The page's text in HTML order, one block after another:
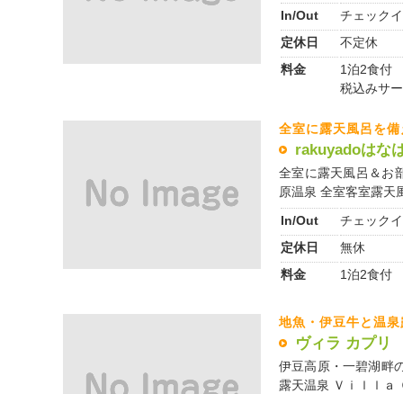
In/Out
チェック
定休日
不定休
料金
1泊2食付
税込みサ
全室に露天風呂を
rakuyadoはな
全室に露天風呂＆お
原温泉 全室客室露天
In/Out
チェック
定休日
無休
料金
1泊2食付
地魚・伊豆牛と温
ヴィラ カプリ
伊豆高原・一碧湖畔
露天温泉 Ｖｉｌｌａ